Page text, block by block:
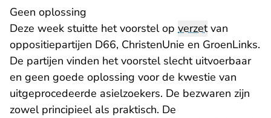
Geen oplossing
Deze week stuitte het voorstel op verzetvan
oppositiepartijen D66, ChristenUnie en GroenLinks.
De partijen vinden het voorstel slecht uitvoerbaar
en geen goede oplossing voor de kwestie van
uitgeprocedeerde asielzoekers. De bezwaren zijn
zowel principieel als praktisch. De